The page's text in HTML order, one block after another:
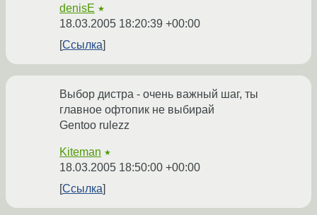
denisE ★
18.03.2005 18:20:39 +00:00
Ссылка
Выбор дистра - очень важный шаг, ты
главное офтопик не выбирай
Gentoo rulezz
Kiteman ★
18.03.2005 18:50:00 +00:00
Ссылка